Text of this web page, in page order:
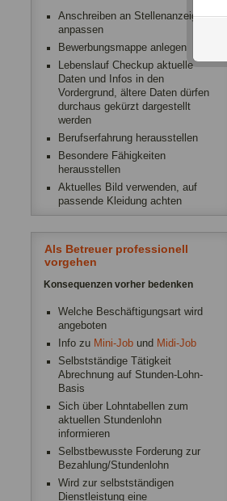
Anschreiben an Stellenanzeige
anpassen
Bewerbungsmappe anlegen
Lebenslauf Checkup aktuelle
Daten und Infos in den
Vordergrund, ältere Daten dürfen
durchaus gekürzt dargestellt
werden
Berufserfahrung herausstellen
Besondere Fähigkeiten
herausstellen
Aktuelles Bild verwenden, auf
passende Kleidung achten
Als Betreuer professionell
vorgehen
Konsequenzen vorher bedenken
Welche Beschäftigungsart wird
angeboten
Info zu Mini-Job und Midi-Job
Selbstständige Tätigkeit
Abrechnung auf Stunden-Lohn-
Basis
Sich über Lohntabellen zum
aktuellen Stundenlohn
informieren
Selbstbewusste Forderung zur
Bezahlung/Stundenlohn
Wird zur selbstständigen
Dienstleistung eine